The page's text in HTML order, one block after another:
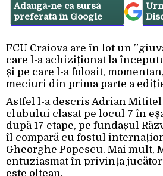
Adaugă-ne ca sursă
preferată în Google
FCU Craiova are în lot un
care l-a achiziționat la
și pe care l-a folosit,
meciuri din prima parte a
Astfel l-a descris Adrian
clubului clasat pe locul 7 în
după 17 etape, pe fundașul
îl compară cu fostul
Gheorghe Popescu. Mai mult,
entuziasmat în privința
este oltean.